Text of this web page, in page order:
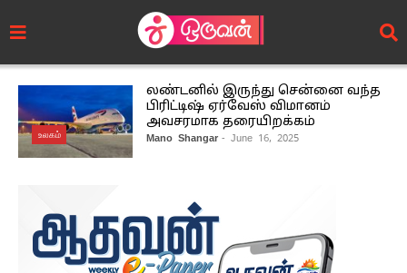
உலகம்
லண்டனில் இருந்து சென்னை வந்த
பிரிட்டிஷ் ஏர்வேஸ் விமானம்
அவசரமாக தரையிறக்கம்
Mano Shangar - June 16, 2025